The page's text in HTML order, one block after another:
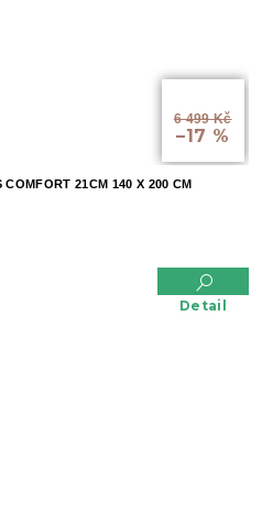
6 499 Kč
–17 %
21CM 140 X 200 CM
Detail